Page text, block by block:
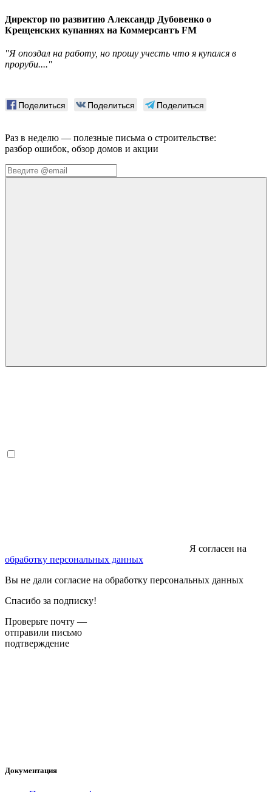
Директор по развитию Александр Дубовенко о
Крещенских купаниях на Коммерсантъ FM
"Я опоздал на работу, но прошу учесть что я купался в
проруби...."
Поделиться Поделиться Поделиться
Раз в неделю — полезные письма о строительстве:
разбор ошибок, обзор домов и акции
Я согласен на
обработку персональных данных
Вы не дали согласие на обработку персональных данных
Спасибо за подписку!
Проверьте почту —
отправили письмо
подтверждение
Документация